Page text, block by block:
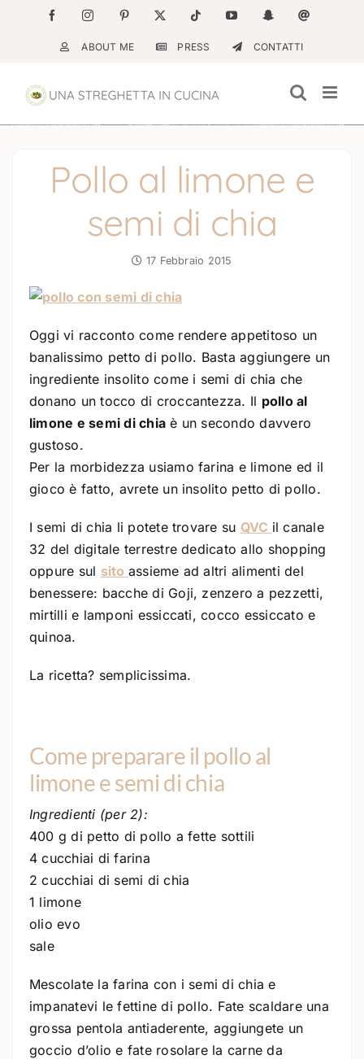
contenuto
FacebookInstagramPinterest Tiktok YouTubeSnapchatEmail
ABOUT ME PRESS CONTATTI
Pollo al limone e
semi di chia
17 Febbraio 2015
Oggi vi racconto come rendere appetitoso un
banalissimo petto di pollo. Basta aggiungere un
ingrediente insolito come i semi di chia che
donano un tocco di croccantezza. Il pollo al
limone e semi di chia è un secondo davvero
gustoso.
Per la morbidezza usiamo farina e limone ed il
gioco è fatto, avrete un insolito petto di pollo.
I semi di chia li potete trovare su QVC il canale
32 del digitale terrestre dedicato allo shopping
oppure sul sito assieme ad altri alimenti del
benessere: bacche di Goji, zenzero a pezzetti,
mirtilli e lamponi essiccati, cocco essiccato e
quinoa.
La ricetta? semplicissima.
Come preparare il pollo al
limone e semi di chia
Ingredienti (per 2):
400 g di petto di pollo a fette sottili
4 cucchiai di farina
2 cucchiai di semi di chia
1 limone
olio evo
sale
Mescolate la farina con i semi di chia e
impanatevi le fettine di pollo. Fate scaldare una
grossa pentola antiaderente, aggiungete un
goccio d’olio e fate rosolare la carne da